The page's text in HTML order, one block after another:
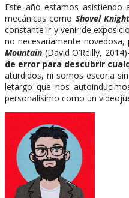
Este año estamos
mecánicas como Shovel
constante ir y venir de
no necesariamente
Mountain (David O’Reilly,
de error para descubrir
aturdidos, ni somos escoria
letargo que nos
personalísimo como un